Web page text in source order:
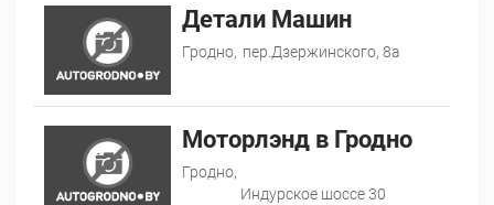
Детали Машин
Гродно, пер.Дзержинского, 8а
Моторлэнд в Гродно
Гродно,
Индурское шоссе 30